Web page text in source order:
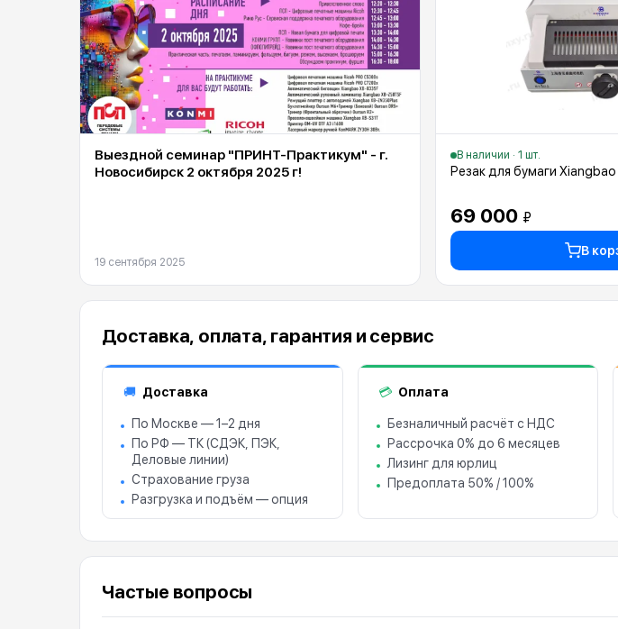
Выездной семинар "ПРИНТ-Практикум" - г.
Новосибирск 2 октября 2025 г!
19 сентября 2025
В наличии · 1 шт.
Резак для бумаги
69 000 ₽
В
Доставка, оплата, гарантия и сервис
🚚 Доставка
По Москве — 1–2 дня
По РФ — ТК (СДЭК, ПЭК,
Деловые линии)
Страхование груза
Разгрузка и подъём — опция
💳 Оплата
Безналичный расчёт с НДС
Рассрочка 0% до 6 месяцев
Лизинг для юрлиц
Предоплата 50% / 100%
Частые вопросы